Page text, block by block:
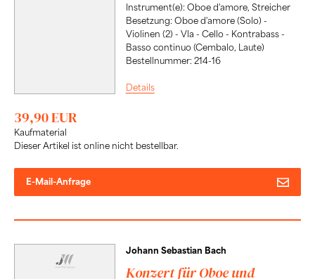
Instrument(e): Oboe d'amore, Streicher
Besetzung: Oboe d'amore (Solo) -
Violinen (2) - Vla - Cello - Kontrabass -
Basso continuo (Cembalo, Laute)
Bestellnummer: 214-16
Details
39,90 EUR
Kaufmaterial
Dieser Artikel ist online nicht bestellbar.
E-Mail-Anfrage
Johann Sebastian Bach
Konzert für Oboe und